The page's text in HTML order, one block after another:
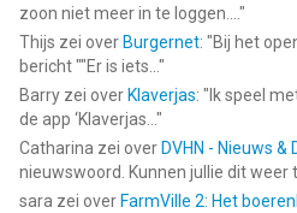
zoon niet meer in te loggen.... "
Thijs zei over Burgernet: "Bij het
bericht ""Er is iets... "
Barry zei over Klaverjas: " Ik speel
de app ‘Klaverjas... "
Catharina zei over DVHN - Nieuws &
nieuwswoord. Kunnen jullie dit weer
sara zei over FarmVille 2: Het